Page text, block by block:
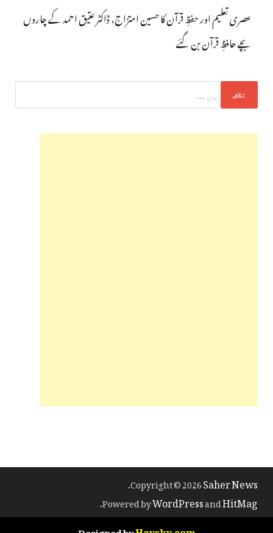
عصری تعلیم اور حفظِ قرآن کا حسین امتزاج، ڈاکٹر عتیق احمد کے چاروں
بچے حافظِ قرآن بن گئے
Copyright © 2026Saher News
.
Powered byWordPressandHitMag
.